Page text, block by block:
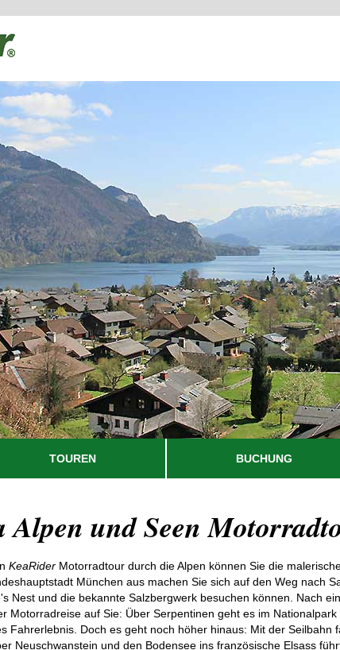
TOUREN BUCHUNG
Alpen und Seen
KeaRider Motorradtour durch die Alpen können Sie die
München aus machen Sie sich auf den Weg nach
Nest und die bekannte Salzbergwerk besuchen können. Nach
Motorradreise auf Sie: Über Serpentinen geht es im
Fahrerlebnis. Doch es geht noch höher hinaus: Mit der Seilbahn
Neuschwanstein und den Bodensee ins französische Elsass